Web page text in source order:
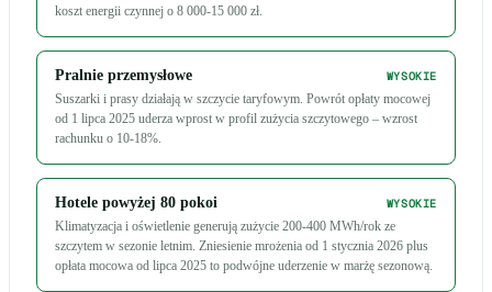
koszt energii czynnej o 8 000-15 000 zł.
Pralnie przemysłowe WYSOKIE
Suszarki i prasy działają w szczycie taryfowym. Powrót opłaty mocowej
od 1 lipca 2025 uderza wprost w profil zużycia szczytowego – wzrost
rachunku o 10-18%.
Hotele powyżej 80 pokoi WYSOKIE
Klimatyzacja i oświetlenie generują zużycie 200-400 MWh/rok ze
szczytem w sezonie letnim. Zniesienie mrożenia od 1 stycznia 2026 plus
opłata mocowa od lipca 2025 to podwójne uderzenie w marżę sezonową.